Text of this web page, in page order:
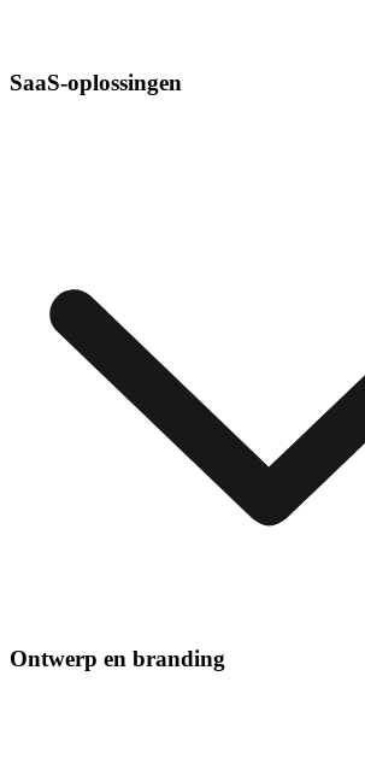
SaaS-oplossingen
Ontwerp en branding